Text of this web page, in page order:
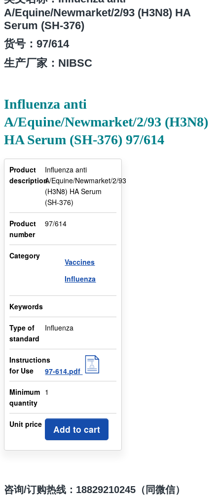
A/Equine/Newmarket/2/93 (H3N8) HA
Serum (SH-376)
货号：97/614
生产厂家：NIBSC
Influenza anti
A/Equine/Newmarket/2/93 (H3N8)
HA Serum (SH-376) 97/614
Product
description
Influenza anti
A/Equine/Newmarket/2/93
(H3N8) HA Serum
(SH-376)
Product
number
97/614
Category
Vaccines
Influenza
Keywords
Type of
standard
Influenza
Instructions
for Use
97-614.pdf
Minimum
quantity
1
Unit price Add to cart
咨询/订购热线：18829210245（同微信）